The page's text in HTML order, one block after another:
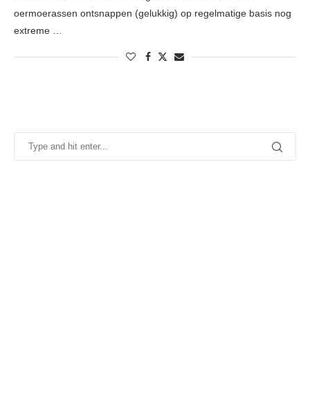
oermoerassen ontsnappen (gelukkig) op regelmatige basis nog
extreme …